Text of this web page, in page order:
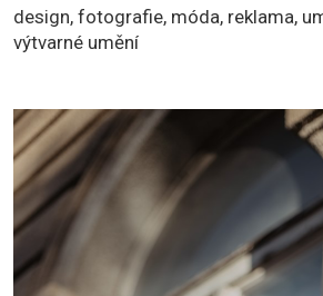
design, fotografie, móda, reklama,
výtvarné umění